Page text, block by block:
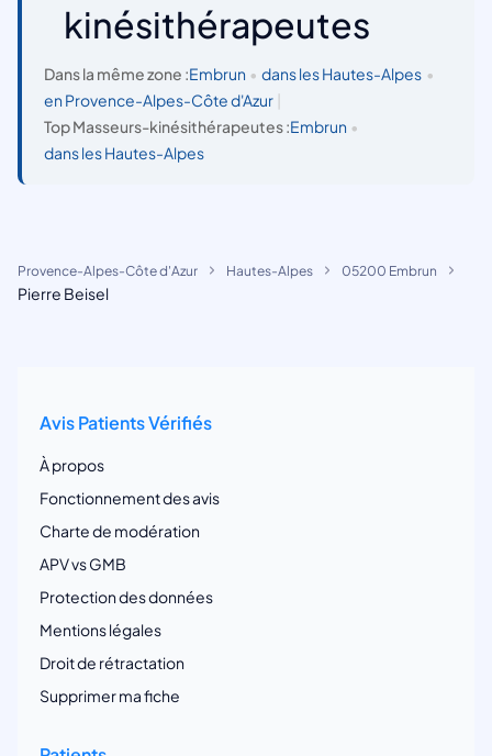
kinésithérapeutes
Dans la même zone :Embrun • dans les Hautes-Alpes •
en Provence-Alpes-Côte d'Azur
Top Masseurs-kinésithérapeutes :Embrun •
dans les Hautes-Alpes
Provence-Alpes-Côte d'Azur Hautes-Alpes 05200 Embrun
Pierre Beisel
Avis Patients Vérifiés
À propos
Fonctionnement des avis
Charte de modération
APV vs GMB
Protection des données
Mentions légales
Droit de rétractation
Supprimer ma fiche